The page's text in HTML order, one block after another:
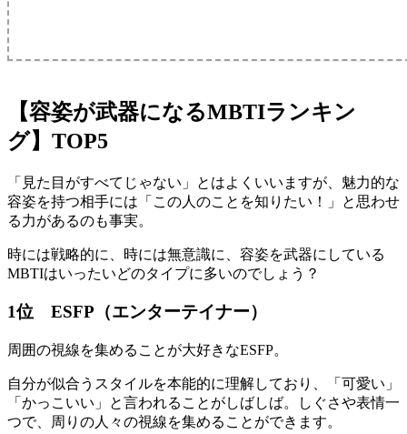
【容姿が武器になるMBTIランキン
グ】TOP5
「見た目がすべてじゃない」とはよくいいますが、魅力的な
容姿を持つ相手には「この人のことを知りたい！」と思わせ
る力があるのも事実。
時には戦略的に、時には無意識に、容姿を武器にしている
MBTIはいったいどのタイプに多いのでしょう？
1位 ESFP（エンターテイナー）
周囲の視線を集めることが大好きなESFP。
自分が似合うスタイルを本能的に理解しており、「可愛い」
「かっこいい」と言われることがしばしば。しぐさや表情一
つで、周りの人々の視線を集めることができます。